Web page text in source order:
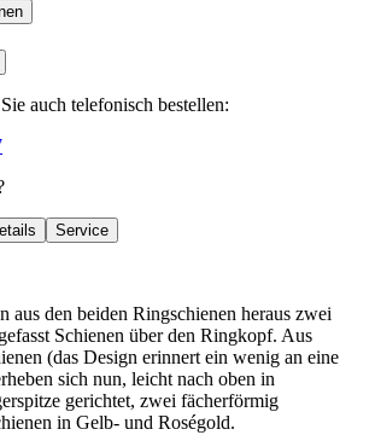
auch telefonisch bestellen:
Service
aus den beiden Ringschienen heraus zwei
Schienen über den Ringkopf. Aus
(das Design erinnert ein wenig an eine
sich nun, leicht nach oben in
gerichtet, zwei fächerförmig
in Gelb- und Roségold.